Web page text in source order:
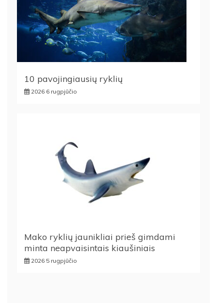
10 pavojingiausių ryklių
2026 6 rugpjūčio
Mako ryklių jaunikliai prieš gimdami
minta neapvaisintais kiaušiniais
2026 5 rugpjūčio